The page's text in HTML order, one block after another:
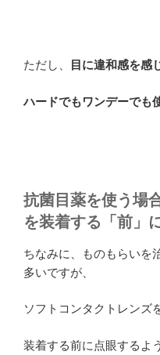
ただし、 目に違和感を感
ハードでもワンデーでも
抗菌目薬を使う場
を装着する「前」
ちなみに、ものもらいを
多いですが、
ソフトコンタクトレンズ
装着する前に点眼するよ